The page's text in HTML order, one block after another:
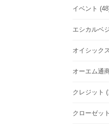
イベント
エシカルベ
オイシック
オーエム通
クレジット
クローゼット